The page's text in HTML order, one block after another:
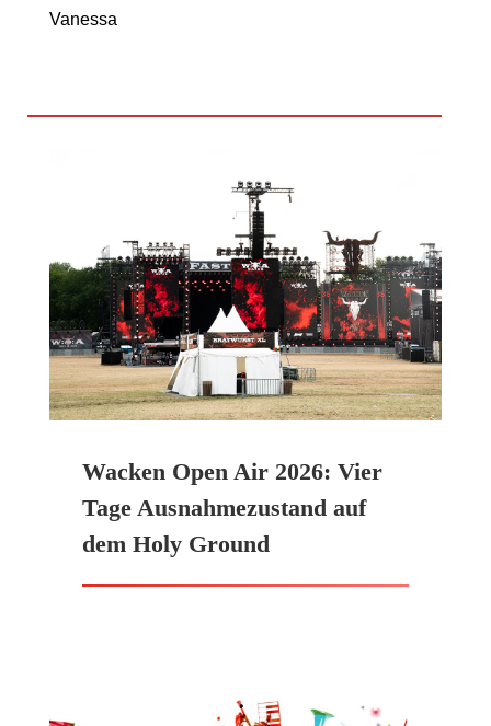
Vanessa
Wacken Open Air 2026: Vier
Tage Ausnahmezustand auf
dem Holy Ground